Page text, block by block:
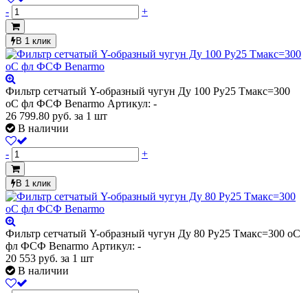
- +
В 1 клик
Фильтр сетчатый Y-образный чугун Ду 100 Ру25 Тмакс=300
oC фл ФСФ Benarmo Артикул: -
26 799.80 руб. за 1 шт
В наличии
- +
В 1 клик
Фильтр сетчатый Y-образный чугун Ду 80 Ру25 Тмакс=300 oC
фл ФСФ Benarmo Артикул: -
20 553 руб. за 1 шт
В наличии